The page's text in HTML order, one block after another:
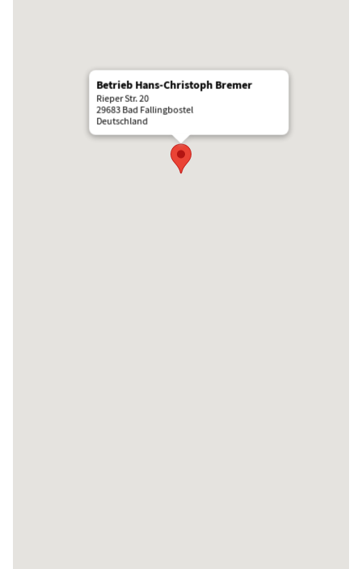
Betrieb Hans-Christoph Bremer
Rieper Str. 20
29683 Bad Fallingbostel
Deutschland